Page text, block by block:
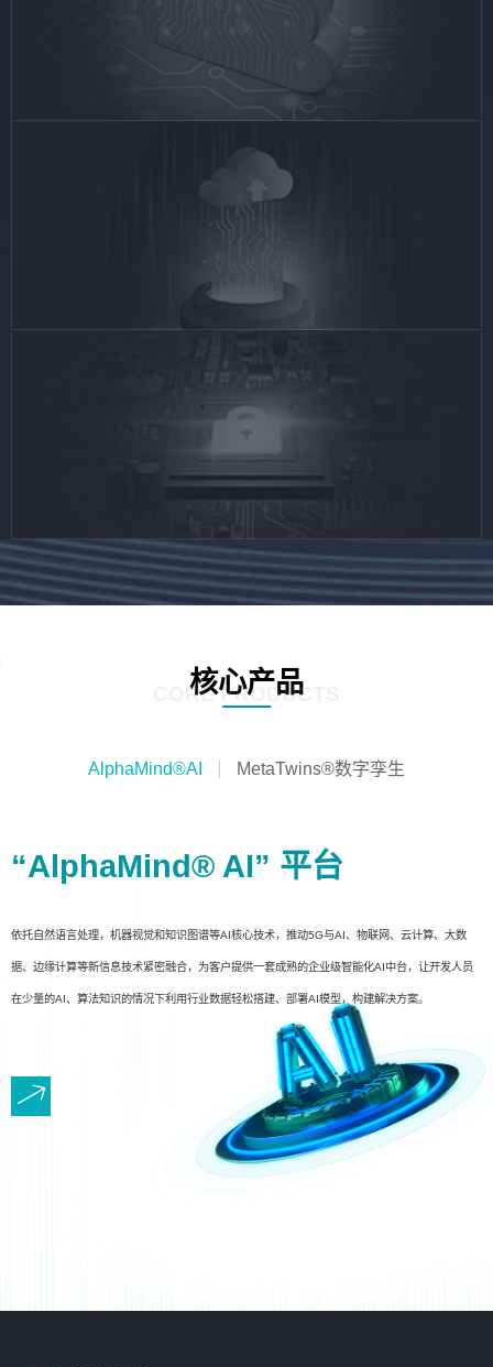
核心产品
CORE PRODUCTS
AlphaMind®AI MetaTwins®数字孪生
“AlphaMind® AI” 平台
依托自然语言处理，机器视觉和知识图谱等AI核心技术，推动5G与AI、物联网、云计算、大数
据、边缘计算等新信息技术紧密融合，为客户提供一套成熟的企业级智能化AI中台，让开发人员
在少量的AI、算法知识的情况下利用行业数据轻松搭建、部署AI模型，构建解决方案。